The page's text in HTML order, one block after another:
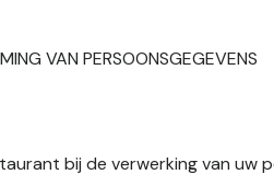
VAN PERSOONSGEGEVENS
bij de verwerking van uw